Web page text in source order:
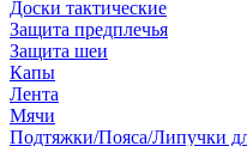
Доски тактические
Защита предплечья
Защита шеи
Капы
Лента
Мячи
Подтяжки/Пояса/Липучки